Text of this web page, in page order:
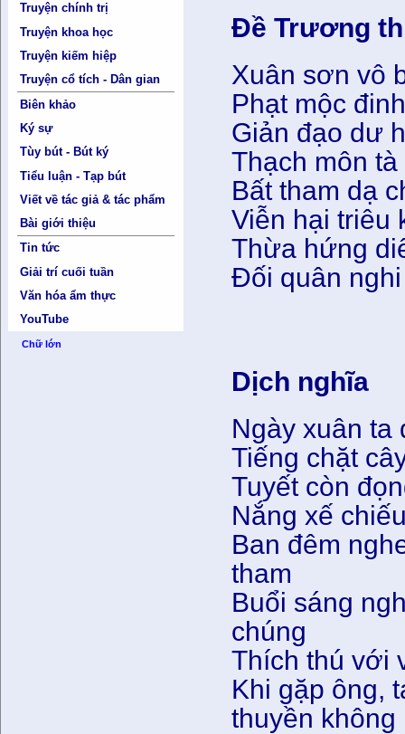
Truyện chính trị
Truyện khoa học
Truyện kiếm hiệp
Truyện cổ tích - Dân gian
Biên khảo
Ký sự
Tùy bút - Bút ký
Tiểu luận - Tạp bút
Viết về tác giả & tác phẩm
Bài giới thiệu
Tin tức
Giải trí cuối tuần
Văn hóa ẩm thực
YouTube
Chữ lớn
Đề Trương
Xuân sơn vô
Phạt mộc
Giản đạo dư
Thạch môn
Bất tham dạ
Viễn hại triêu
Thừa hứng
Đối quân
Dịch nghĩa
Ngày xuân ta
Tiếng chặt
Tuyết còn
Nắng xế
Ban đêm
tham
Buổi sáng
chúng
Thích thú với
Khi gặp ông,
thuyền không